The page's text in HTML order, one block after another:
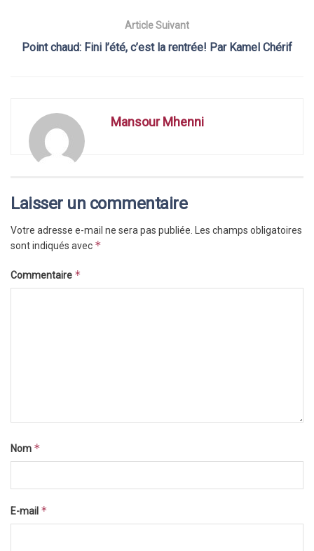
Article Suivant
Point chaud: Fini l’été, c’est la rentrée! Par Kamel Chérif
Mansour Mhenni
Laisser un commentaire
Votre adresse e-mail ne sera pas publiée.
Les champs obligatoires
sont indiqués avec *
Commentaire *
Nom *
E-mail *